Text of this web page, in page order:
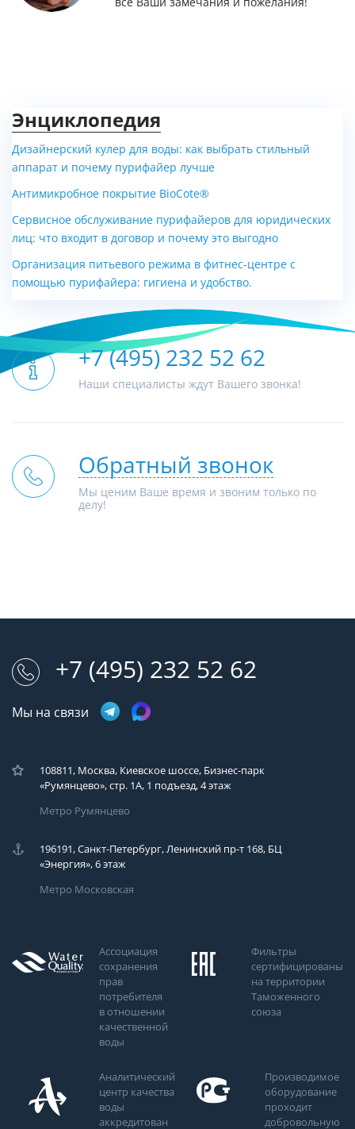
Энциклопедия
Дизайнерский кулер для воды: как выбрать стильный
аппарат и почему пурифайер лучше
Антимикробное покрытие BioCote®
Сервисное обслуживание пурифайеров для юридических
лиц: что входит в договор и почему это выгодно
Организация питьевого режима в фитнес-центре с
помощью пурифайера: гигиена и удобство.
+7 (495) 232 52 62
Наши специалисты ждут Вашего звонка!
Обратный звонок
Мы ценим Ваше время и звоним только по
делу!
+7 (495) 232 52 62
Мы на связи
108811, Москва, Киевское шоссе, Бизнес-парк
«Румянцево», стр. 1А, 1 подъезд, 4 этаж
Метро Румянцево
196191, Санкт-Петербург, Ленинский пр-т 168, БЦ
«Энергия», 6 этаж
Метро Московская
Ассоциация
сохранения
прав
потребителя
в отношении
качественной
воды
Фильтры
сертифицированы
на территории
Таможенного
союза
Аналитический
центр качества
воды
аккредитован
Производимое
оборудование
проходит
добровольную